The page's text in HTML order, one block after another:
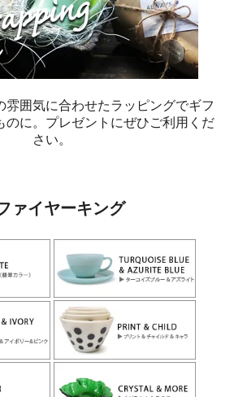
雰囲気に合わせたラッピングでギフ
のに。プレゼントにぜひご利用くだ
さい。
ァイヤーキング